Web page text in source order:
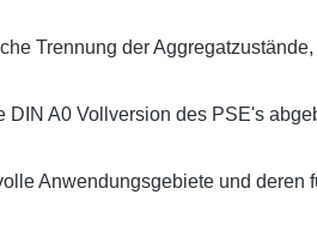
Trennung der
DIN A0 Vollversion des PSE's
Anwendungsgebiete und deren